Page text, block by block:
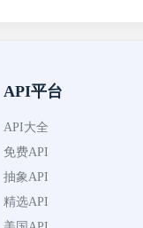
API平台
API大全
免费API
抽象API
精选API